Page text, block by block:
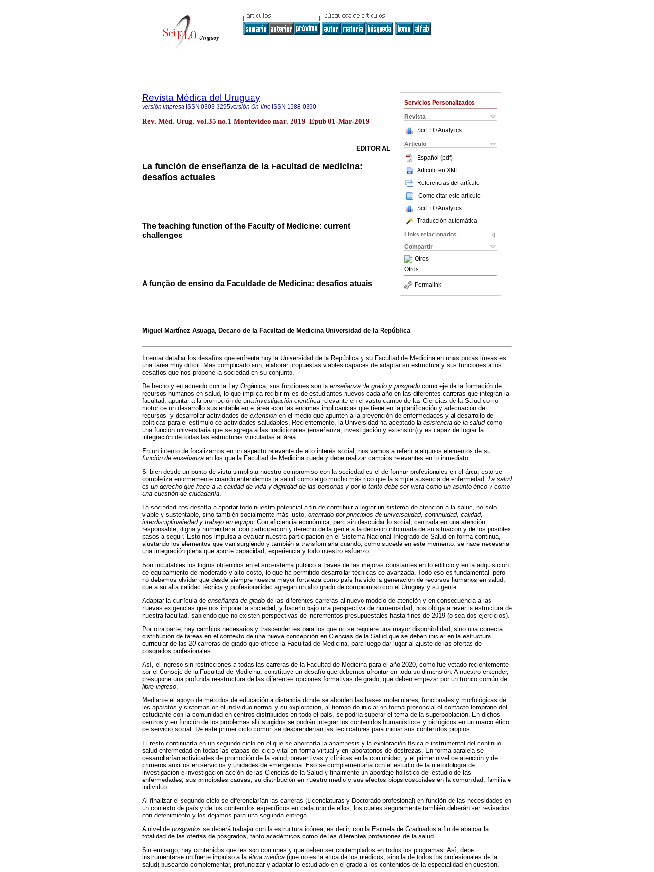
Servicios Personalizados
Revista
SciELO Analytics
Articulo
Español (pdf)
Articulo en XML
Referencias del artículo
Como citar este artículo
SciELO Analytics
Traducción automática
Links relacionados
Compartir
Otros
Otros
Permalink
Revista Médica del Uruguay
versión impresa ISSN 0303-3295versión On-line ISSN 1688-0390
Rev. Méd. Urug. vol.35 no.1 Montevideo mar. 2019 Epub 01-Mar-2019
EDITORIAL
La función de enseñanza de la Facultad de Medicina:
desafíos actuales
The teaching function of the Faculty of Medicine: current
challenges
A função de ensino da Faculdade de Medicina: desafios atuais
Miguel Martínez Asuaga, Decano de la Facultad de Medicina Universidad de la República
Intentar detallar los desafíos que enfrenta hoy la Universidad de la República y su Facultad de Medicina en unas pocas líneas es
una tarea muy difícil. Más complicado aún, elaborar propuestas viables capaces de adaptar su estructura y sus funciones a los
desafíos que nos propone la sociedad en su conjunto.
De hecho y en acuerdo con la Ley Orgánica, sus funciones son la enseñanza de grado y posgrado como eje de la formación de
recursos humanos en salud, lo que implica recibir miles de estudiantes nuevos cada año en las diferentes carreras que integran la
facultad, apuntar a la promoción de una investigación científica relevante en el vasto campo de las Ciencias de la Salud como
motor de un desarrollo sustentable en el área -con las enormes implicancias que tiene en la planificación y adecuación de
recursos- y desarrollar actividades de extensión en el medio que apunten a la prevención de enfermedades y al desarrollo de
políticas para el estímulo de actividades saludables. Recientemente, la Universidad ha aceptado la asistencia de la saludcomo
una función universitaria que se agrega a las tradicionales (enseñanza, investigación y extensión) y es capaz de lograr la
integración de todas las estructuras vinculadas al área.
En un intento de focalizarnos en un aspecto relevante de alto interés social, nos vamos a referir a algunos elementos de su
función de enseñanza en los que la Facultad de Medicina puede y debe realizar cambios relevantes en lo inmediato.
Si bien desde un punto de vista simplista nuestro compromiso con la sociedad es el de formar profesionales en el área, esto se
complejiza enormemente cuando entendemos la salud como algo mucho más rico que la simple ausencia de enfermedad. La salud
es un derecho que hace a la calidad de vida y dignidad de las personas y por lo tanto debe ser vista como un asunto ético y como
una cuestión de ciudadanía.
La sociedad nos desafía a aportar todo nuestro potencial a fin de contribuir a lograr un sistema de atención a la salud, no solo
viable y sustentable, sino también socialmente más justo, orientado por principios de universalidad, continuidad, calidad,
interdisciplinariedad y trabajo en equipo. Con eficiencia económica, pero sin descuidar lo social, centrada en una atención
responsable, digna y humanitaria, con participación y derecho de la gente a la decisión informada de su situación y de los posibles
pasos a seguir. Esto nos impulsa a evaluar nuestra participación en el Sistema Nacional Integrado de Salud en forma continua,
ajustando los elementos que van surgiendo y también a transformarla cuando, como sucede en este momento, se hace necesaria
una integración plena que aporte capacidad, experiencia y todo nuestro esfuerzo.
Son indudables los logros obtenidos en el subsistema público a través de las mejoras constantes en lo edilicio y en la adquisición
de equipamiento de moderado y alto costo, lo que ha permitido desarrollar técnicas de avanzada. Todo eso es fundamental, pero
no debemos olvidar que desde siempre nuestra mayor fortaleza como país ha sido la generación de recursos humanos en salud,
que a su alta calidad técnica y profesionalidad agregan un alto grado de compromiso con el Uruguay y su gente.
Adaptar la currícula de enseñanza de grado de las diferentes carreras al nuevo modelo de atención y en consecuencia a las
nuevas exigencias que nos impone la sociedad, y hacerlo bajo una perspectiva de numerosidad, nos obliga a rever la estructura de
nuestra facultad, sabiendo que no existen perspectivas de incrementos presupuestales hasta fines de 2019 (o sea dos ejercicios).
Por otra parte, hay cambios necesarios y trascendentes para los que no se requiere una mayor disponibilidad, sino una correcta
distribución de tareas en el contexto de una nueva concepción en Ciencias de la Salud que se deben iniciar en la estructura
curricular de las 20carreras de grado que ofrece la Facultad de Medicina, para luego dar lugar al ajuste de las ofertas de
posgrados profesionales.
Así, el ingreso sin restricciones a todas las carreras de la Facultad de Medicina para el año 2020, como fue votado recientemente
por el Consejo de la Facultad de Medicina, constituye un desafío que debemos afrontar en toda su dimensión. A nuestro entender,
presupone una profunda reestructura de las diferentes opciones formativas de grado, que deben empezar por un tronco común de
libre ingreso.
Mediante el apoyo de métodos de educación a distancia donde se aborden las bases moleculares, funcionales y morfológicas de
los aparatos y sistemas en el individuo normal y su exploración, al tiempo de iniciar en forma presencial el contacto temprano del
estudiante con la comunidad en centros distribuidos en todo el país, se podría superar el tema de la superpoblación. En dichos
centros y en función de los problemas allí surgidos se podrán integrar los contenidos humanísticos y biológicos en un marco ético
de servicio social. De este primer ciclo común se desprenderían las tecnicaturas para iniciar sus contenidos propios.
El resto continuaría en un segundo ciclo en el que se abordaría la anamnesis y la exploración física e instrumental del continuo
salud-enfermedad en todas las etapas del ciclo vital en forma virtual y en laboratorios de destrezas. En forma paralela se
desarrollarían actividades de promoción de la salud, preventivas y clínicas en la comunidad, y el primer nivel de atención y de
primeros auxilios en servicios y unidades de emergencia. Eso se complementaría con el estudio de la metodología de
investigación e investigación-acción de las Ciencias de la Salud y finalmente un abordaje holístico del estudio de las
enfermedades, sus principales causas, su distribución en nuestro medio y sus efectos biopsicosociales en la comunidad, familia e
individuo.
Al finalizar el segundo ciclo se diferenciarían las carreras (Licenciaturas y Doctorado profesional) en función de las necesidades en
un contexto de país y de los contenidos específicos en cada uno de ellos, los cuales seguramente también deberán ser revisados
con detenimiento y los dejamos para una segunda entrega.
A nivel de posgrados se deberá trabajar con la estructura idónea, es decir, con la Escuela de Graduados a fin de abarcar la
totalidad de las ofertas de posgrados, tanto académicos como de las diferentes profesiones de la salud.
Sin embargo, hay contenidos que les son comunes y que deben ser contemplados en todos los programas. Así, debe
instrumentarse un fuerte impulso a la ética médica (que no es la ética de los médicos, sino la de todos los profesionales de la
salud) buscando complementar, profundizar y adaptar lo estudiado en el grado a los contenidos de la especialidad en cuestión.